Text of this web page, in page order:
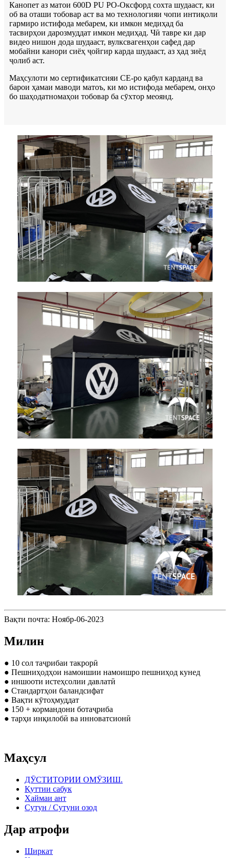
Канопет аз матои 600D PU PO-Оксфорд сохта шудааст, ки
об ва оташи тобовар аст ва мо технологияи чопи интиқоли
гармиро истифода мебарем, ки имкон медиҳад ба
тасвирҳои дарозмуддат имкон медиҳад. Чӣ тавре ки дар
видео нишон дода шудааст, вулксвагенҳои сафед дар
мобайни канори сиёҳ ҷойгир карда шудааст, аз ҳад зиёд
ҷолиб аст.
Маҳсулоти мо сертификатсияи CE-ро қабул карданд ва
барои ҳамаи маводи матоъ, ки мо истифода мебарем, онҳо
бо шаҳодатномаҳои тобовар ба сӯхтор меоянд.
Вақти почта: Ноябр-06-2023
Милин
● 10 сол таҷрибаи такрорӣ
● Пешниҳодҳои намоишии намоишро пешниҳод кунед
● иншооти истеҳсолии давлатӣ
● Стандартҳои баландсифат
● Вақти кӯтоҳмуддат
● 150 + кормандони ботаҷриба
● тарҳи инқилобӣ ва инноватсионӣ
Маҳсул
ДӮСТИТОРИИ ОМӮЗИШ.
Қуттии сабук
Хаймаи ант
Сутун / Сутуни озод
Дар атрофи
Ширкат